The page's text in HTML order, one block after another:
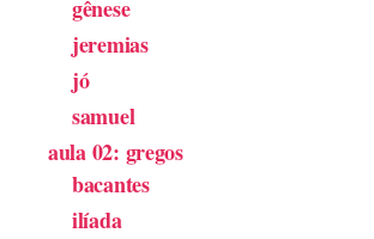
gênese
jeremias
jó
samuel
aula 02: gregos
bacantes
ilíada